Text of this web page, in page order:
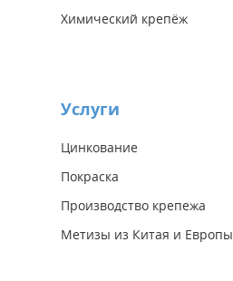
Химический крепёж
Услуги
Цинкование
Покраска
Производство крепежа
Метизы из Китая и Европы